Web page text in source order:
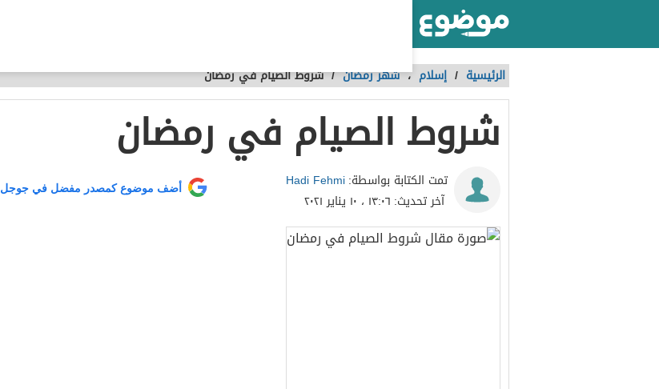
الرئيسية / إسلام ،شهر رمضان /شروط الصيام في رمضان
شروط الصيام في رمضان
تمت الكتابة بواسطة:Hadi Fehmi
آخر تحديث: ١٣:٠٦ ، ١٠ يناير ٢٠٢١
أضف موضوع كمصدر مفضل في جوجل